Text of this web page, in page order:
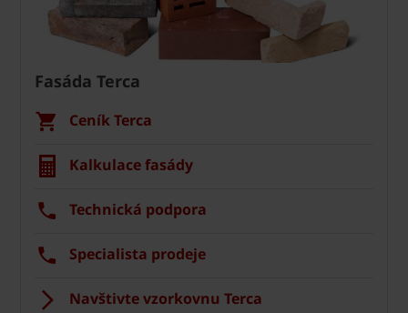
Fasáda Terca
Ceník Terca
Kalkulace fasády
Technická podpora
Specialista prodeje
Navštivte vzorkovnu Terca